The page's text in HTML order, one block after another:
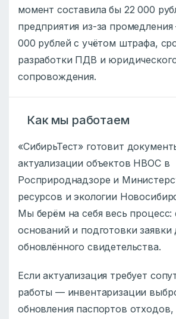
момент составила бы 22 000
предприятия из-за
000 рублей с учётом штрафа,
разработки ПДВ и
сопровождения.
Как мы работаем
«СибирьТест» готовит
актуализации объектов НВОС в
Росприроднадзоре и
ресурсов и экологии
Мы берём на себя весь процесс:
оснований и подготовки заявки
обновлённого свидетельства.
Если актуализация требует
работы — инвентаризации
обновления паспортов отходов,